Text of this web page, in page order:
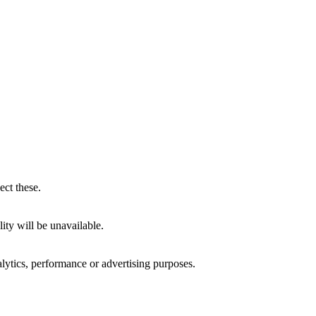
these.
will be unavailable.
performance or advertising purposes.